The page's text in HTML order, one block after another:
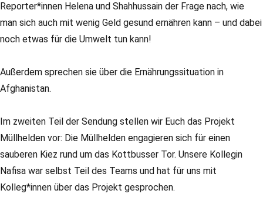
Reporter*innen Helena und Shahhussain der Frage nach, wie
man sich auch mit wenig Geld gesund ernähren kann – und dabei
noch etwas für die Umwelt tun kann!
Außerdem sprechen sie über die Ernährungssituation in
Afghanistan.
Im zweiten Teil der Sendung stellen wir Euch das Projekt
Müllhelden vor: Die Müllhelden engagieren sich für einen
sauberen Kiez rund um das Kottbusser Tor. Unsere Kollegin
Nafisa war selbst Teil des Teams und hat für uns mit
Kolleg*innen über das Projekt gesprochen.